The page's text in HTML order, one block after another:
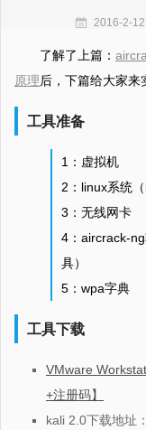
2016-2-12
了解了上篇：
原理后，下篇给大家来
工具准备
1：虚拟机
2：linux系统（
3：无线网卡
4：aircrack-
具）
5：wpa字典
工具下载
VMware
+注册码】
kali 2.0下载地址